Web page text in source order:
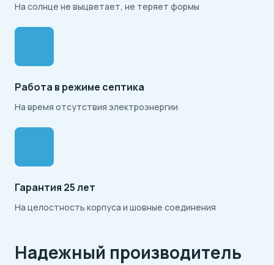
На солнце не выцветает, не теряет формы
Работа в режиме септика
На время отсутствия электроэнергии
Гарантия 25 лет
На целостность корпуса и шовные соединения
Надежный производитель